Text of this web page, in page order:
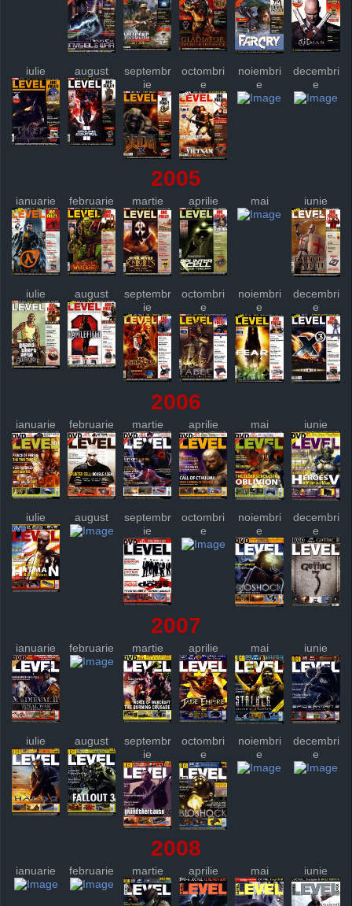
iulie august
septembr
ie
octombri
e
noiembri
e
decembri
e
2005
ianuarie februarie martie aprilie mai iunie
iulie august
septembr
ie
octombri
e
noiembri
e
decembri
e
2006
ianuarie februarie martie aprilie mai iunie
iulie august
septembr
ie
octombri
e
noiembri
e
decembri
e
2007
ianuarie februarie martie aprilie mai iunie
iulie august
septembr
ie
octombri
e
noiembri
e
decembri
e
2008
ianuarie februarie martie aprilie mai iunie